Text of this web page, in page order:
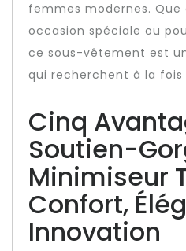
femmes modernes.
occasion spéciale ou
ce sous-vêtement est
qui recherchent à la
Cinq
Soutien-
Minimiseur
Confort,
Innovation